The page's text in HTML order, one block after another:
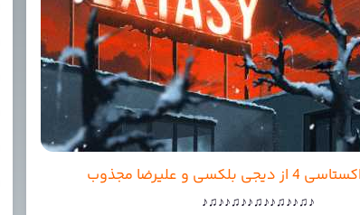
و علیرضا مجذوب
♪♫♪♪♫♪♪♫♪♪♫♪♪♫♪